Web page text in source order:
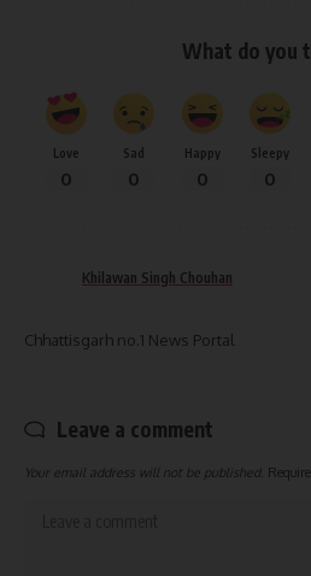
What do you
Love
0
Sad
0
Happy
0
Sleepy
0
Khilawan Singh Chouhan
Chhattisgarh no.1 News Portal
Leave a comment
Your email address will not be published.